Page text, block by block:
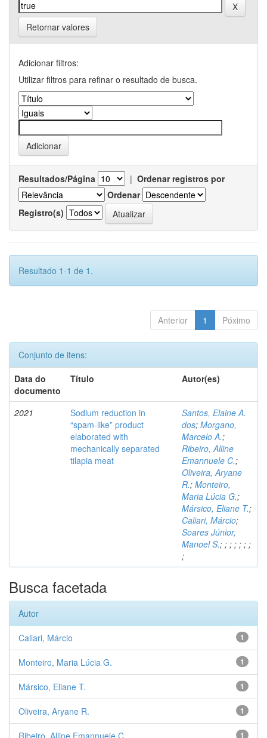
Retornar valores
Adicionar filtros:
Utilizar filtros para refinar o resultado de busca.
Resultados/Página | Ordenar registros por
Ordenar
Registro(s)
Resultado 1-1 de 1.
Anterior 1 Póximo
Conjunto de itens:
Data do
documento
Título Autor(es)
2021
Sodium reduction in
“spam-like” product
elaborated with
mechanically separated
tilapia meat
Santos, Elaine A.
dos; Morgano,
Marcelo A.;
Ribeiro, Alline
Emannuele C.;
Oliveira, Aryane
R.; Monteiro,
Maria Lúcia G.;
Mársico, Eliane T.;
Caliari, Márcio;
Soares Júnior,
Manoel S.; ; ; ; ; ; ;
;
Busca facetada
Autor
1
Caliari, Márcio
1
Monteiro, Maria Lúcia G.
1
Mársico, Eliane T.
1
Oliveira, Aryane R.
1